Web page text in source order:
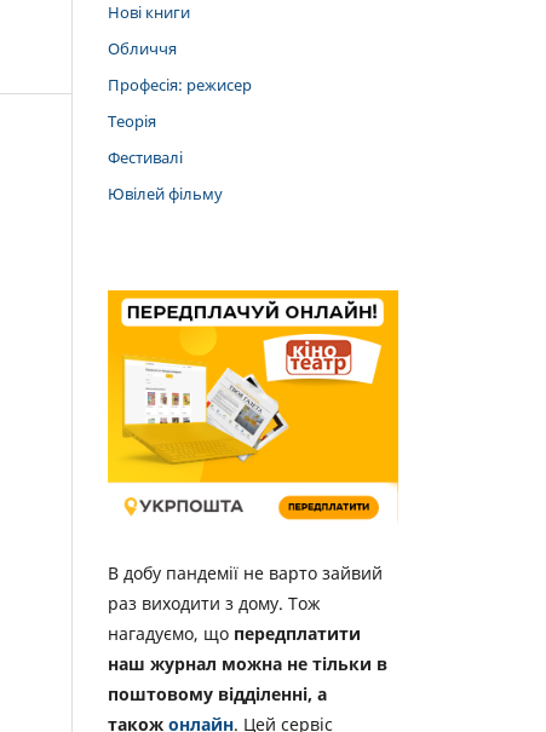
Нові книги
Обличчя
Професія: режисер
Теорія
Фестивалі
Ювілей фільму
В добу пандемії не варто зайвий
раз виходити з дому. Тож
нагадуємо, що передплатити
наш журнал можна не тільки в
поштовому відділенні, а
також онлайн. Цей сервіс